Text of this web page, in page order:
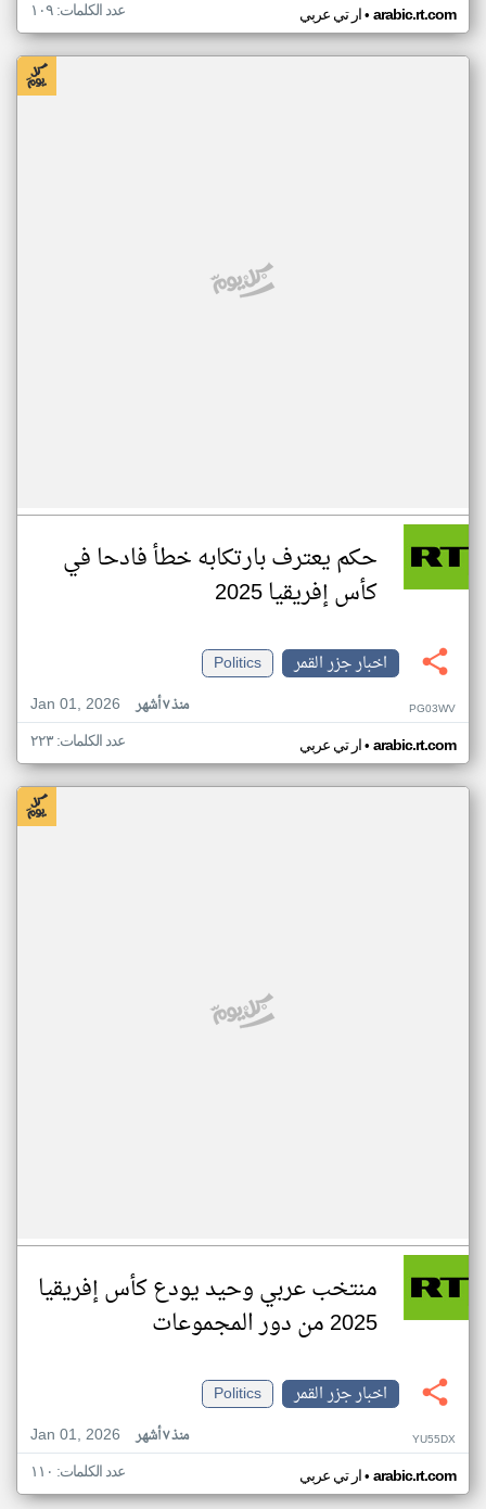
ار تي عربي• arabic.rt.com عدد الكلمات: ١٠٩
حكم يعترف بارتكابه خطأ فادحا في
كأس إفريقيا 2025
اخبار جزر القمر
Politics
Jan 01, 2026
منذ ٧ أشهر PG03WV
ار تي عربي• arabic.rt.com عدد الكلمات: ٢٢٣
منتخب عربي وحيد يودع كأس إفريقيا
2025 من دور المجموعات
اخبار جزر القمر
Politics
Jan 01, 2026
منذ ٧ أشهر YU55DX
ار تي عربي• arabic.rt.com عدد الكلمات: ١١٠